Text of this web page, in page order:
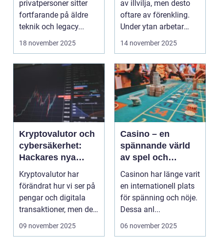
privatpersoner sitter
fortfarande på äldre
teknik och legacy...
18 november 2025
av illvilja, men desto
oftare av förenkling.
Under ytan arbetar
pro...
14 november 2025
Kryptovalutor och
cybersäkerhet:
Hackares nya
lekplats
Kryptovalutor har
förändrat hur vi ser på
pengar och digitala
transaktioner, men de
...
09 november 2025
Casino – en
spännande värld
av spel och
underhållning
Casinon har länge varit
en internationell plats
för spänning och nöje.
Dessa anl...
06 november 2025